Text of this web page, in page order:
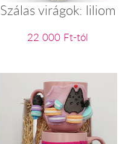
Szálas virágok: liliom
22 000 Ft-tól